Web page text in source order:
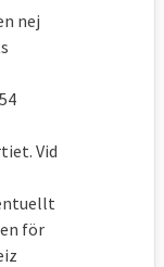
nej
Vid
för